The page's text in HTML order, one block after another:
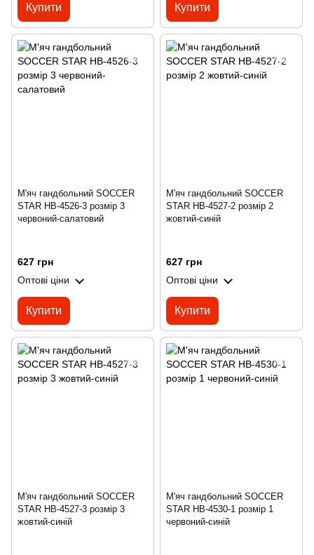
Купити Купити
М'яч гандбольний SOCCER
STAR HB-4526-3 розмір 3
червоний-салатовий
627 грн
Оптові ціни
Купити
М'яч гандбольний SOCCER
STAR HB-4527-2 розмір 2
жовтий-синій
627 грн
Оптові ціни
Купити
М'яч гандбольний SOCCER
STAR HB-4527-3 розмір 3
жовтий-синій
М'яч гандбольний SOCCER
STAR HB-4530-1 розмір 1
червоний-синій